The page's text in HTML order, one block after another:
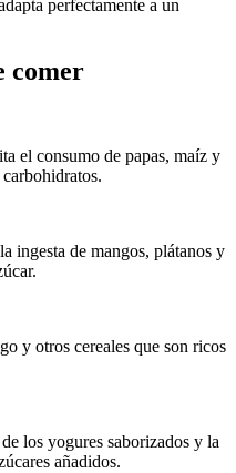
perfectamente a un
comer
el consumo de papas, maíz y
ingesta de mangos, plátanos y
y otros cereales que son ricos
los yogures saborizados y la
añadidos.